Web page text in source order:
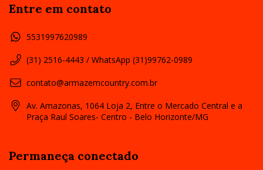
Entre em contato
5531997620989
(31) 2516-4443 / WhatsApp (31)99762-0989
contato@armazemcountry.com.br
Av. Amazonas, 1064 Loja 2, Entre o Mercado Central e a
Praça Raul Soares- Centro - Belo Horizonte/MG
Permaneça conectado